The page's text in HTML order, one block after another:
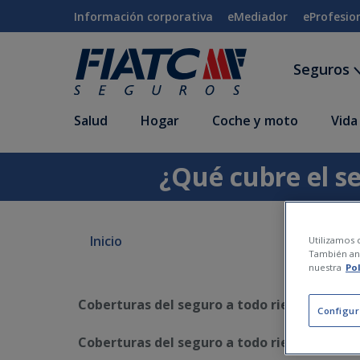
Saltar al contenido principal
Información corporativa eMediador
Seguros
Salud Hogar Coche y moto
¿Qué cubre el
Inicio
Coberturas del seguro a todo riesgo y con
Coberturas del seguro a todo riesgo
Utilizamos
También
nuestra